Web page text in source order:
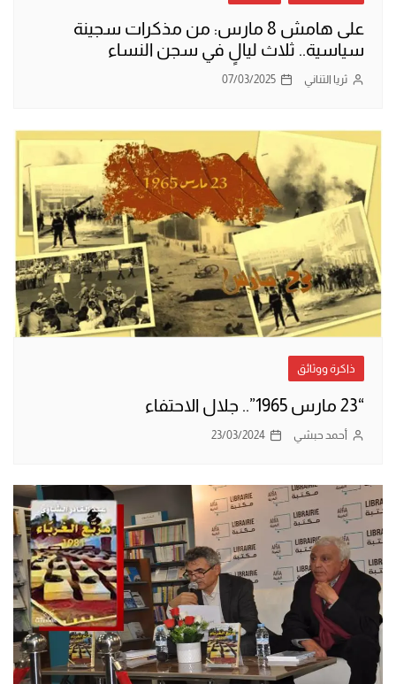
على هامش 8 مارس: من مذكرات سجينة
سياسية.. ثلاث ليالٍ في سجن النساء
ثريا التناني 07/03/2025
ذاكرة ووثائق
“23 مارس 1965”.. جلال الاحتفاء
أحمد حبشي 23/03/2024